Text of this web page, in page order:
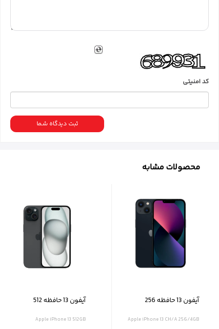
کد امنیتی
ثبت دیدگاه شما
محصولات مشابه
آیفون 13 حافظه 256
گیگابایت و رم ۴ گیگابایت
Apple iPhone 13 CH/A 256/4GB
آیفون 13 حافظه 512
گیگابایت و رم ۴ گیگابایت
Apple iPhone 13 512GB